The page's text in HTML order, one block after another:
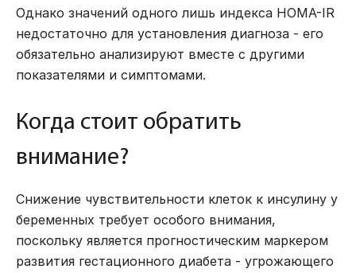
Однако значений одного лишь индекса HOMA-IR
недостаточно для установления диагноза - его
обязательно анализируют вместе с другими
показателями и симптомами.
Когда стоит обратить
внимание?
Снижение чувствительности клеток к инсулину у
беременных требует особого внимания,
поскольку является прогностическим маркером
развития гестационного диабета - угрожающего